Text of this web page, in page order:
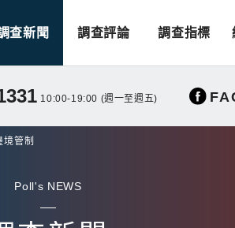
查新聞 調查評論 調查指標
10:00-19:00 (週一至週五)
管制
Poll's NEWS